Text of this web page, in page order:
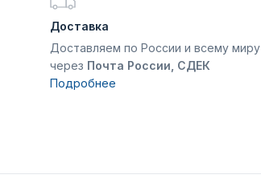
Доставка
Доставляем по России и всему миру
через Почта России, СДЕК
Подробнее